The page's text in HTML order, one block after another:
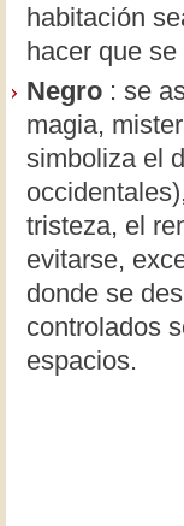
habitación
hacer que
Negro : se
magia,
simboliza el
tristeza, el
evitarse,
donde se
controlados
espacios.